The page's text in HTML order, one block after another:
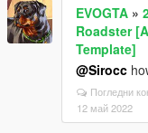
EVOGTA »
Roadster
Template]
@Sirocc
Погледни
12 май 2022